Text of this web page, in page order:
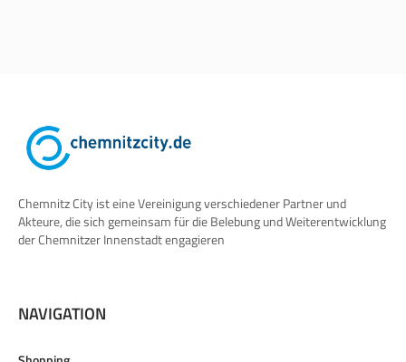
Chemnitz City ist eine Vereinigung verschiedener Partner und
Akteure, die sich gemeinsam für die Belebung und Weiterentwicklung
der Chemnitzer Innenstadt engagieren
NAVIGATION